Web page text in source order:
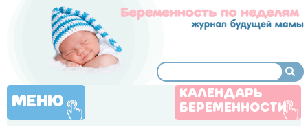
МЕНЮ
КАЛЕНДАРЬ
БЕРЕМЕННОСТИ